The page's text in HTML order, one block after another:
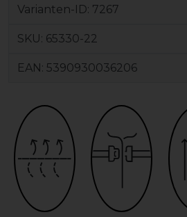
Varianten-ID: 7267
SKU: 65330-22
EAN: 5390930036206